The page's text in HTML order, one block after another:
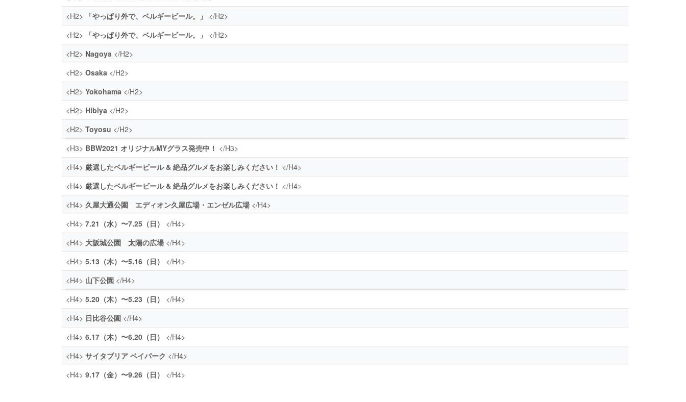
<H2>
「やっぱり外で、ベルギービール。」 </H2>
<H2>
「やっぱり外で、ベルギービール。」 </H2>
<H2> Nagoya </H2>
<H2> Osaka </H2>
<H2> Yokohama </H2>
<H2> Hibiya </H2>
<H2> Toyosu </H2>
<H3> BBW2021 オリジナルMYグラス発売中！ </H3>
<H4> 厳選したベルギービール & 絶品グルメをお楽しみください！ </H4>
<H4> 厳選したベルギービール & 絶品グルメをお楽しみください！ </H4>
<H4> 久屋大通公園 エディオン久屋広場・エンゼル広場 </H4>
<H4> 7.21（水）〜7.25（日）
</H4>
<H4> 大阪城公園 太陽の広場 </H4>
<H4> 5.13（木）〜5.16（日）
</H4>
<H4> 山下公園 </H4>
<H4> 5.20（木）〜5.23（日）
</H4>
<H4> 日比谷公園 </H4>
<H4> 6.17（木）〜6.20（日） </H4>
<H4> サイタブリア ベイパーク </H4>
<H4> 9.17（金）〜9.26（日） </H4>